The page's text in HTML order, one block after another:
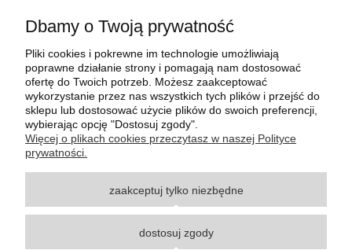
Wszystkie materiały graficzne i zdjęciowe zamieszczone na stronie internetowej polmasz.pl
są prawnie chronione i stanowią własność intelektualną polmasz.pl. Jakiekolwiek
z zastrzeżeniem korzystania o charakterze niekomercyjnym dla użytku osobistego, ze
wskazaniem źródła. Nazwy Carraro, Case, Cat, Caterpillar, Dana Spicer, Doosan, Komatsu,
znakami towarowymi odpowiednich producentów oryginalnego sprzętu. Wszystkie nazwy,
opisy, numery i symbole zostały użyte wyłącznie w celach informacyjnych lub
Dbamy o Twoją prywatność
Pliki cookies i pokrewne im technologie umożliwiają
poprawne działanie strony i pomagają nam dostosować
ofertę do Twoich potrzeb. Możesz zaakceptować
wykorzystanie przez nas wszystkich tych plików i przejść do
sklepu lub dostosować użycie plików do swoich preferencji,
wybierając opcję "Dostosuj zgody".
Więcej o plikach cookies przeczytasz w naszej Polityce
prywatności.
zaakceptuj tylko niezbędne
dostosuj zgody